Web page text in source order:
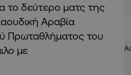
το δεύτερο ματς της
Αραβία
Πρωταθλήματος του
με